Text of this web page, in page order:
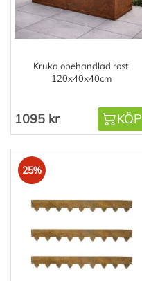
Kruka obehandlad rost
120x40x40cm
1095 kr KÖP
25%